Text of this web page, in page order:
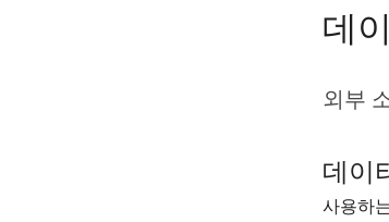
데
외부
데이
사용하